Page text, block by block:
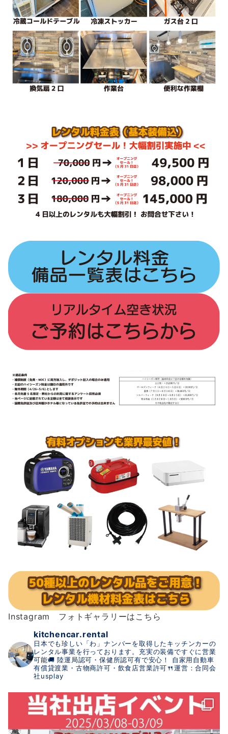
Instagram フォトギャラリーはこちら
kitchencar.rental
日本でも珍しい「わ」ナンバーを取得したキッチンカーの
レンタル事業を行っております。充実の装備ですぐに営業
可能🚚 陸運局認可・保健所認可有で安心！
自家用自動車
有償貸渡業・古物商許可・飲食店営業許可🍴運営：合同会
社usplay